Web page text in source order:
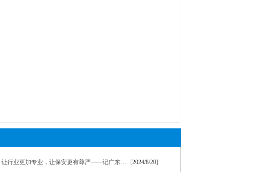
让行业更加专业，让保安更有尊严——记广东得安保安服务有限公司
[2024/8/20]